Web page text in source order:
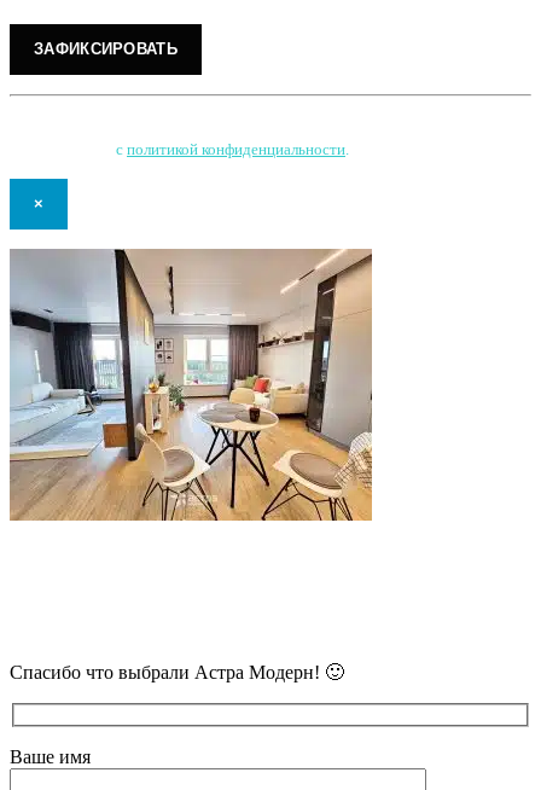
с политикой конфиденциальности.
×
Спасибо что выбрали Астра Модерн! 🙂
Ваше имя